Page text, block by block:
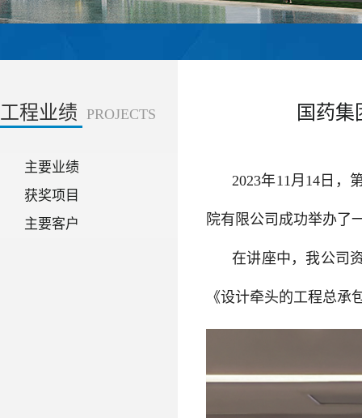
工程业绩 PROJECTS
主要业绩
获奖项目
主要客户
国药
2023年11月14日，
院有限公司成功举办了
在讲座中，我公司
《设计牵头的工程总